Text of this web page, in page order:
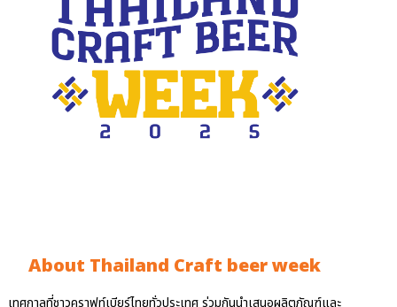
About Thailand Craft beer week
เทศกาลที่ชาวคราฟท์เบียร์ไทยทั่วประเทศ ร่วมกันนำเสนอผลิตภัณฑ์และ